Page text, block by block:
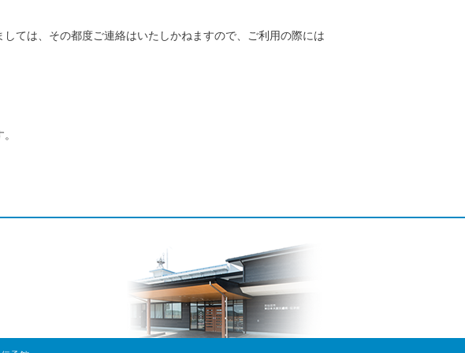
ては、その都度ご連絡はいたしかねますので、ご利用の際には